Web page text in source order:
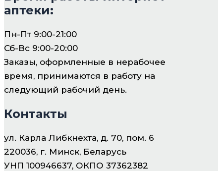
аптеки:
Пн-Пт 9:00-21:00
Сб-Вс 9:00-20:00
Заказы, оформленные в нерабочее
время, принимаются в работу на
следующий рабочий день.
Контакты
ул. Карла Либкнехта, д. 70, пом. 6
220036, г. Минск, Беларусь
УНП 100946637, ОКПО 37362382